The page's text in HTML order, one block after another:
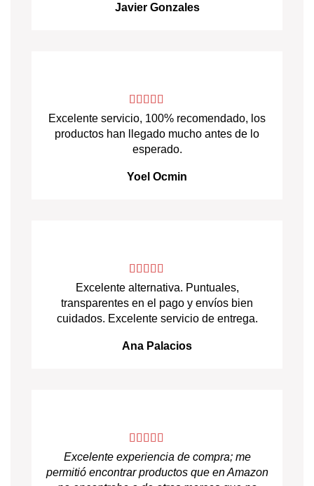
Javier Gonzales
Excelente servicio, 100% recomendado, los
productos han llegado mucho antes de lo
esperado.
Yoel Ocmin
Excelente alternativa. Puntuales,
transparentes en el pago y envíos bien
cuidados. Excelente servicio de entrega.
Ana Palacios
Excelente experiencia de compra; me
permitió encontrar productos que en Amazon